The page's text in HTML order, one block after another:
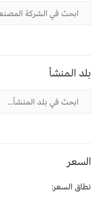
بلد المنشأ
السعر
نطاق السعر: